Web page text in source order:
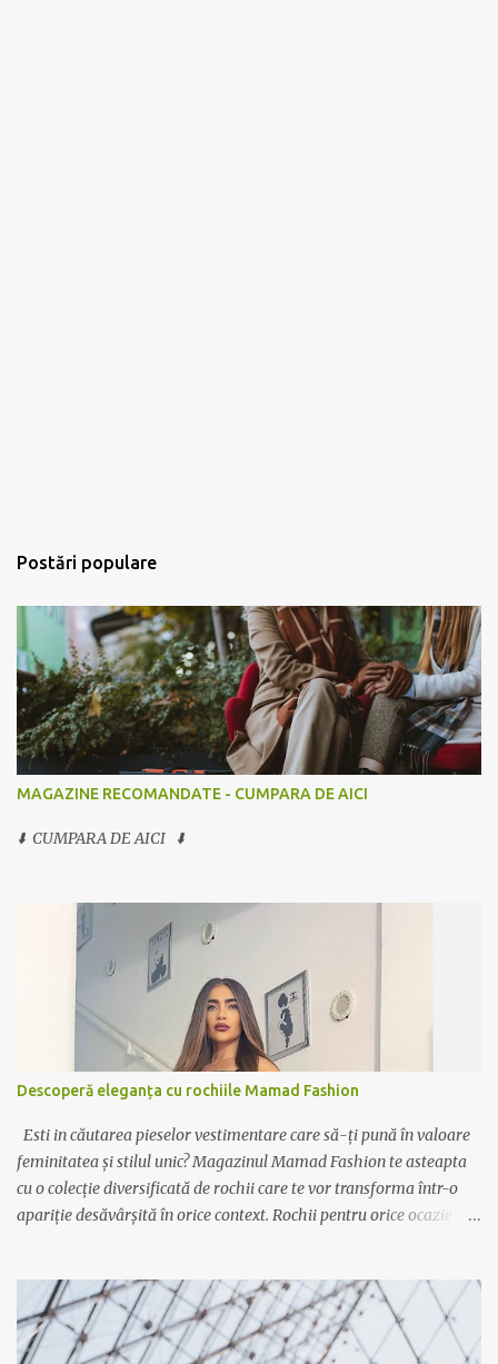
Postări populare
MAGAZINE RECOMANDATE - CUMPARA DE AICI
⬇️ CUMPARA DE AICI ⬇️
Descoperă eleganța cu rochiile Mamad Fashion
Esti in căutarea pieselor vestimentare care să-ți pună în valoare
feminitatea și stilul unic? Magazinul Mamad Fashion te asteapta
cu o colecție diversificată de rochii care te vor transforma într-o
apariție desăvârșită în orice context. Rochii pentru orice ocazie
Fashion are soluția potrivită pentru tine. De la rochiile lungi,
vaporoase și elegante, perfecte pentru evenimente formale, la
rochiile scurte și lejere, ideale pentru plimbările în oraș sau ieșirile